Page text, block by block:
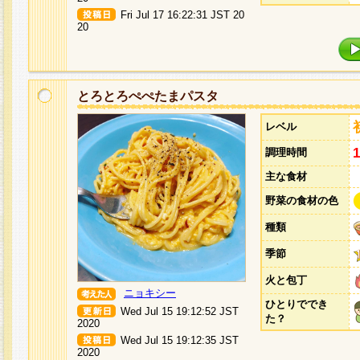
Fri Jul 17 16:22:31 JST 20
20
とろとろぺぺたまパスタ
ニョキシー
Wed Jul 15 19:12:52 JST
2020
Wed Jul 15 19:12:35 JST
2020
レベル
調理時間
主な食材
野菜の食材の色
種類
季節
火と包丁
ひとりででき
た？